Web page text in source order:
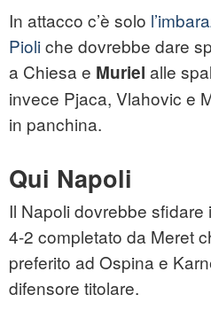
In attacco c’è solo
Pioliche dovrebbe dare
a Chiesa e Muriel alle
invece Pjaca, Vlahovic e
in panchina.
Qui Napoli
Il Napoli dovrebbe
4-2 completato da Meret
preferito ad Ospina e
difensore titolare.